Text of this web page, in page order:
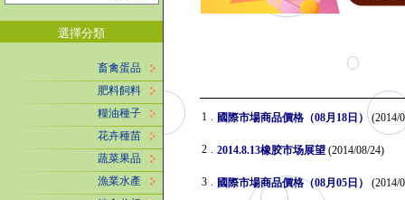
選擇分類
畜禽蛋品
肥料飼料
糧油種子
花卉種苗
蔬菜果品
漁業水產
1 . 國際市場商品價格（08月18日）(2014/
2 . 2014.8.13橡胶市场展望 (2014/08/24)
3 . 國際市場商品價格（08月05日） (2014/